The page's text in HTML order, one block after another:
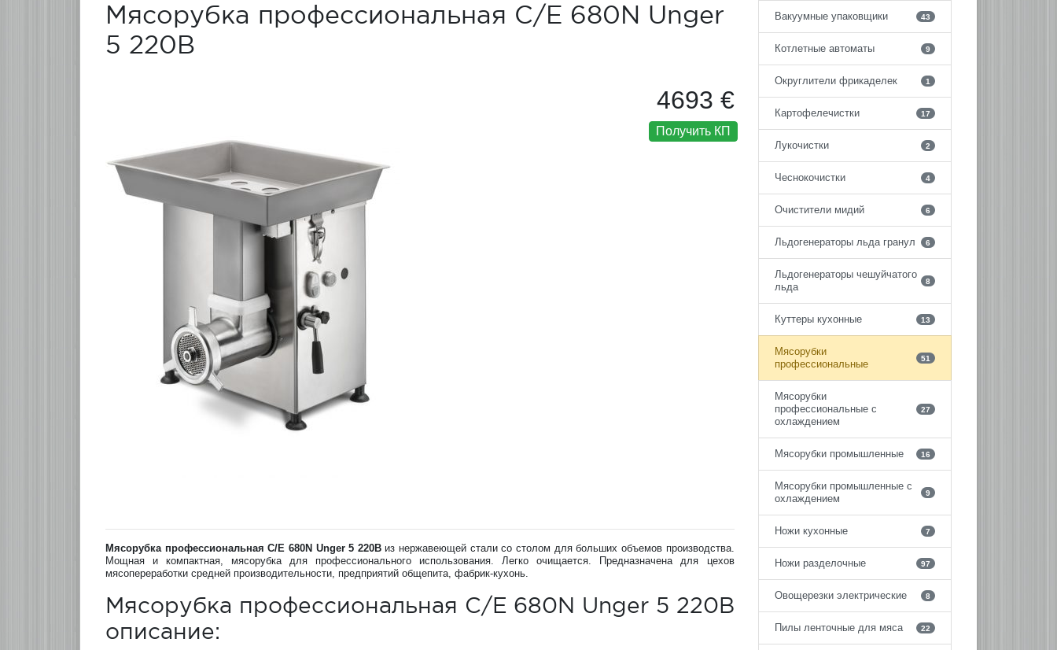
Мясорубка профессиональная C/E 680N Unger
5 220В
4693 €
Получить КП
Мясорубка профессиональная C/E 680N Unger 5 220Виз нержавеющей стали со столом для больших объемов производства.
Мощная и компактная, мясорубка для профессионального использования. Легко очищается. Предназначена для цехов
мясопереработки средней производительности, предприятий общепита, фабрик-кухонь.
Мясорубка профессиональная C/E 680N Unger 5 220В
описание:
Вакуумные упаковщики 43
Котлетные автоматы 9
Округлители фрикаделек 1
Картофелечистки 17
Лукочистки 2
Чеснокочистки 4
Очистители мидий 6
Льдогенераторы льда гранул 6
Льдогенераторы чешуйчатого
льда
8
Куттеры кухонные 13
Мясорубки
профессиональные
51
Мясорубки
профессиональные с
охлаждением
27
Мясорубки промышленные 16
Мясорубки промышленные с
охлаждением
9
Ножи кухонные 7
Ножи разделочные 97
Овощерезки электрические 8
Пилы ленточные для мяса 22